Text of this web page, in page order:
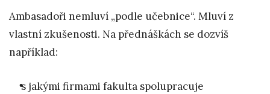
Ambasadoři nemluví „podle učebnice“. Mluví z
vlastní zkušenosti. Na přednáškách se dozvíš
například:
s jakými firmami fakulta spolupracuje